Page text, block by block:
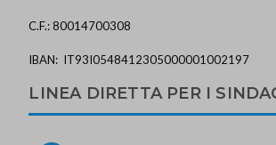
C.F.: 80014700308
IBAN: IT93I0548412305000001002197
LINEA DIRETTA PER I